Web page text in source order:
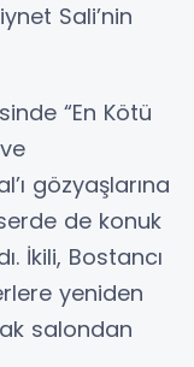
Sali’nin
“En Kötü
gözyaşlarına
de konuk
İkili, Bostancı
yeniden
salondan